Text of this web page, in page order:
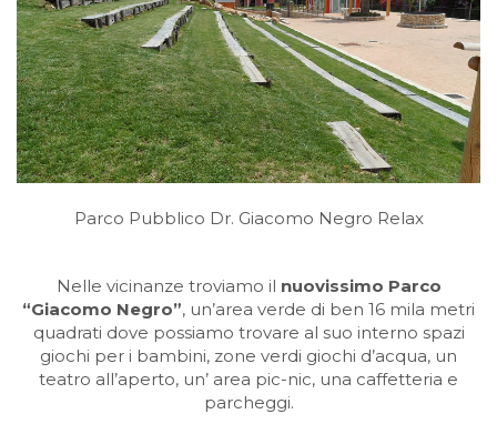
Parco Pubblico Dr. Giacomo Negro Relax
Nelle vicinanze troviamo il nuovissimo Parco
“Giacomo Negro”, un’area verde di ben 16 mila metri
quadrati dove possiamo trovare al suo interno spazi
giochi per i bambini, zone verdi giochi d’acqua, un
teatro all’aperto, un’ area pic-nic, una caffetteria e
parcheggi.